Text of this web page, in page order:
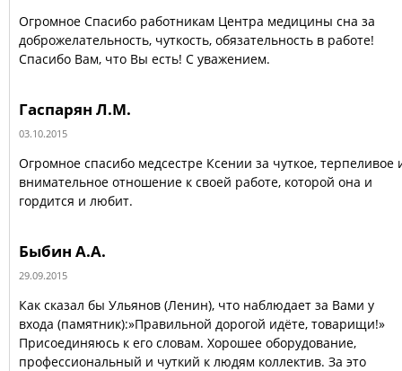
Огромное Спасибо работникам Центра медицины сна за
доброжелательность, чуткость, обязательность в работе!
Спасибо Вам, что Вы есть! С уважением.
Гаспарян Л.М.
03.10.2015
Огромное спасибо медсестре Ксении за чуткое, терпеливое
внимательное отношение к своей работе, которой она и
гордится и любит.
Быбин А.А.
29.09.2015
Как сказал бы Ульянов (Ленин), что наблюдает за Вами у
входа (памятник):»Правильной дорогой идёте, товарищи!»
Присоединяюсь к его словам. Хорошее оборудование,
профессиональный и чуткий к людям коллектив. За это